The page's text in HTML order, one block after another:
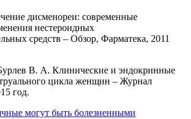
дисменореи: современные
нестероидных
средств – Обзор, Фарматека, 2011
В. А. Клинические и эндокринные
цикла женщин – Журнал
год.
могут быть болезненными